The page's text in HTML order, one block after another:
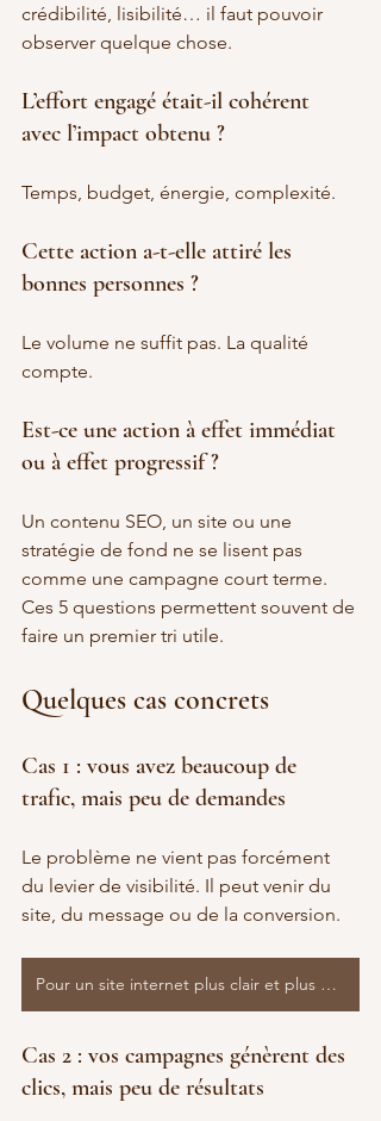
crédibilité, lisibilité… il faut pouvoir
observer quelque chose.
L’effort engagé était-il cohérent
avec l’impact obtenu ?
Temps, budget, énergie, complexité.
Cette action a-t-elle attiré les
bonnes personnes ?
Le volume ne suffit pas. La qualité
compte.
Est-ce une action à effet immédiat
ou à effet progressif ?
Un contenu SEO, un site ou une
stratégie de fond ne se lisent pas
comme une campagne court terme.
Ces 5 questions permettent souvent de
faire un premier tri utile.
Quelques cas concrets
Cas 1 : vous avez beaucoup de
trafic, mais peu de demandes
Le problème ne vient pas forcément
du levier de visibilité. Il peut venir du
site, du message ou de la conversion.
Pour un site internet plus clair et plus efficace
Cas 2 : vos campagnes génèrent des
clics, mais peu de résultats